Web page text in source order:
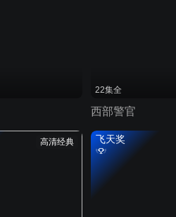
22集全
西部警官
高清经典 飞天奖